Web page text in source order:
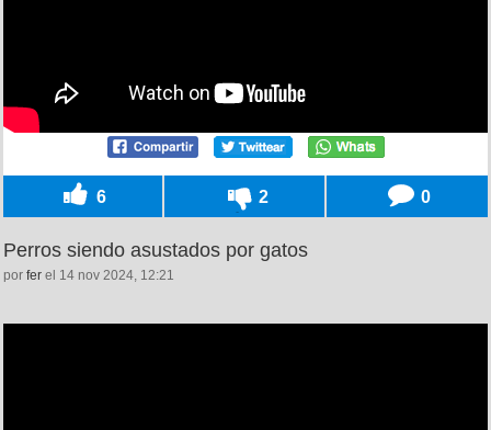
6 2 0
Perros siendo asustados por gatos
por fer el 14 nov 2024, 12:21